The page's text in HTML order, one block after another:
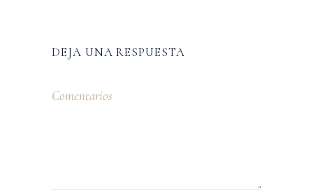
DEJA UNA RESPUESTA